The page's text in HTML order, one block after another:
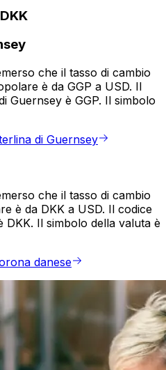
che il tasso di cambio
è da GGP a USD. Il
Guernsey è GGP. Il simbolo
di Guernsey
che il tasso di cambio
è da DKK a USD. Il codice
DKK. Il simbolo della valuta è
danese